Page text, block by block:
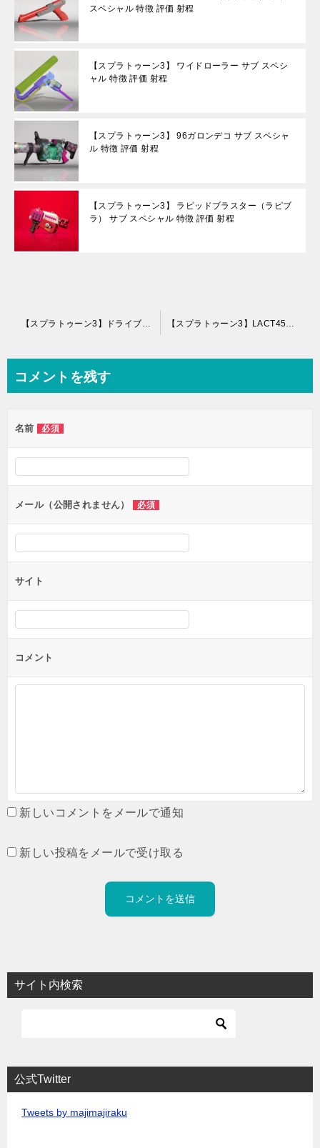
スペシャル 特徴 評価 射程
【スプラトゥーン3】 ワイドローラー サブ スペシ
ャル 特徴 評価 射程
【スプラトゥーン3】 96ガロンデコ サブ スペシャ
ル 特徴 評価 射程
【スプラトゥーン3】 ラピッドブラスター（ラピブ
ラ） サブ スペシャル 特徴 評価 射程
ビ
ー
シ
ン
【スプラトゥーン3】ドライブワイパー サブ スペシャル 特徴 評価 射程 【スプラトゥーン3】LACT450 サブ スペシャル 特徴 評価 射程
コメントを残す
名前 必須
メール（公開されません） 必須
サイト
コメント
新しいコメントをメールで通知
新しい投稿をメールで受け取る
サイト内検索
公式Twitter
Tweets by majimajiraku